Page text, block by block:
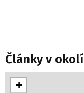
Články v okolí
+